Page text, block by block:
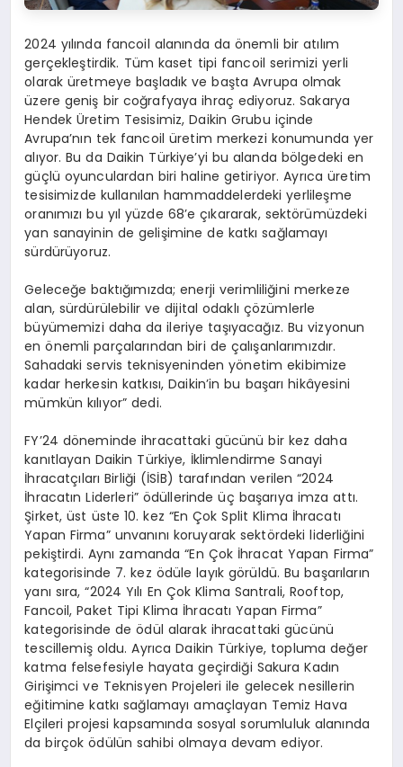
2024 yılında fancoil alanında da önemli bir atılım
gerçekleştirdik. Tüm kaset tipi fancoil serimizi yerli
olarak üretmeye başladık ve başta Avrupa olmak
üzere geniş bir coğrafyaya ihraç ediyoruz. Sakarya
Hendek Üretim Tesisimiz, Daikin Grubu içinde
Avrupa’nın tek fancoil üretim merkezi konumunda yer
alıyor. Bu da Daikin Türkiye’yi bu alanda bölgedeki en
güçlü oyunculardan biri haline getiriyor. Ayrıca üretim
tesisimizde kullanılan hammaddelerdeki yerlileşme
oranımızı bu yıl yüzde 68’e çıkararak, sektörümüzdeki
yan sanayinin de gelişimine de katkı sağlamayı
sürdürüyoruz.
Geleceğe baktığımızda; enerji verimliliğini merkeze
alan, sürdürülebilir ve dijital odaklı çözümlerle
büyümemizi daha da ileriye taşıyacağız. Bu vizyonun
en önemli parçalarından biri de çalışanlarımızdır.
Sahadaki servis teknisyeninden yönetim ekibimize
kadar herkesin katkısı, Daikin’in bu başarı hikâyesini
mümkün kılıyor” dedi.
FY’24 döneminde ihracattaki gücünü bir kez daha
kanıtlayan Daikin Türkiye, İklimlendirme Sanayi
İhracatçıları Birliği (İSİB) tarafından verilen “2024
İhracatın Liderleri” ödüllerinde üç başarıya imza attı.
Şirket, üst üste 10. kez “En Çok Split Klima İhracatı
Yapan Firma” unvanını koruyarak sektördeki liderliğini
pekiştirdi. Aynı zamanda “En Çok İhracat Yapan Firma”
kategorisinde 7. kez ödüle layık görüldü. Bu başarıların
yanı sıra, “2024 Yılı En Çok Klima Santrali, Rooftop,
Fancoil, Paket Tipi Klima İhracatı Yapan Firma”
kategorisinde de ödül alarak ihracattaki gücünü
tescillemiş oldu. Ayrıca Daikin Türkiye, topluma değer
katma felsefesiyle hayata geçirdiği Sakura Kadın
Girişimci ve Teknisyen Projeleri ile gelecek nesillerin
eğitimine katkı sağlamayı amaçlayan Temiz Hava
Elçileri projesi kapsamında sosyal sorumluluk alanında
da birçok ödülün sahibi olmaya devam ediyor.